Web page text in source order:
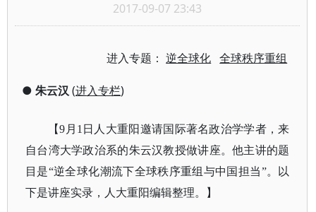
2017-09-07 23:43
进入专题：逆全球化 全球秩序重组
● 朱云汉 (进入专栏)
【9月1日人大重阳邀请国际著名政治学学者，来
自台湾大学政治系的朱云汉教授做讲座。他主讲的题
目是“逆全球化潮流下全球秩序重组与中国担当”。以
下是讲座实录，人大重阳编辑整理。】